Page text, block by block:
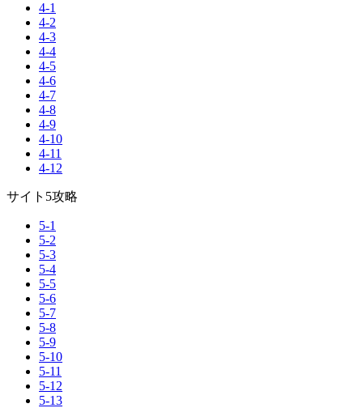
4-1
4-2
4-3
4-4
4-5
4-6
4-7
4-8
4-9
4-10
4-11
4-12
サイト5攻略
5-1
5-2
5-3
5-4
5-5
5-6
5-7
5-8
5-9
5-10
5-11
5-12
5-13